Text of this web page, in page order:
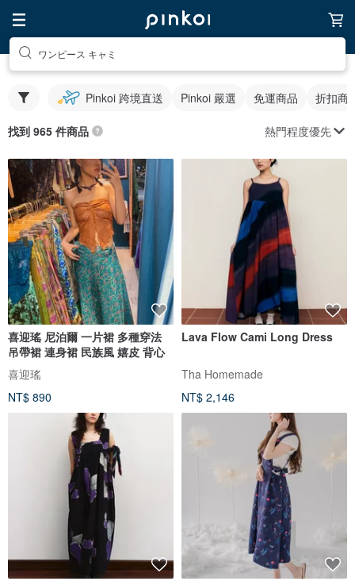
ワンピース キャミ
Pinkoi 跨境直送 Pinkoi 嚴選 免運商品 折扣商
找到 965 件商品 熱門程度優先
喜迎瑤 尼泊爾 一片裙 多種穿法
吊帶裙 連身裙 民族風 嬉皮 背心
喜迎瑤
NT$ 890
Lava Flow Cami Long Dress
Tha Homemade
NT$ 2,146